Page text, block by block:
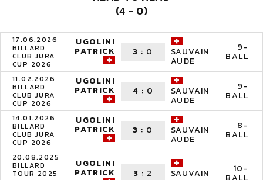
(4 - 0)
17.06.2026
BILLARD
CLUB JURA
CUP 2026
UGOLINI
PATRICK 3 : 0 SAUVAIN
AUDE
9-
BALL
11.02.2026
BILLARD
CLUB JURA
CUP 2026
UGOLINI
PATRICK 4 : 0 SAUVAIN
AUDE
9-
BALL
14.01.2026
BILLARD
CLUB JURA
CUP 2026
UGOLINI
PATRICK 3 : 0 SAUVAIN
AUDE
8-
BALL
20.08.2025
BILLARD
TOUR 2025
UGOLINI
PATRICK 3 : 2 SAUVAIN 10-